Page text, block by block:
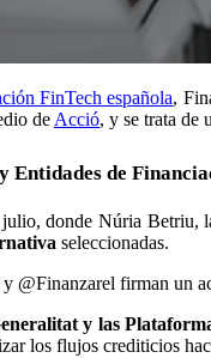
FinTech española,
de Acció, y se trata de
Entidades de
donde Núria Betriu,
seleccionadas.
@Finanzarel firman un
y las
los flujos crediticios